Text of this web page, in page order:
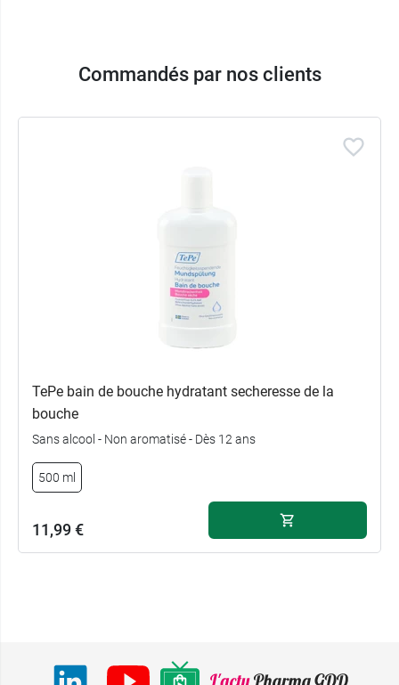
Commandés par nos clients
TePe bain de bouche hydratant secheresse de la
bouche
Sans alcool - Non aromatisé - Dès 12 ans
500 ml
11,99 €